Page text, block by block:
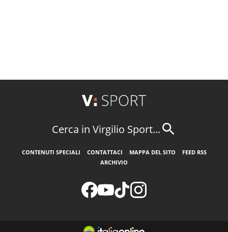
Cerca in Virgilio Sport...
CONTENUTI SPECIALI CONTATTACI MAPPA DEL SITO
FEED RSS
ARCHIVIO